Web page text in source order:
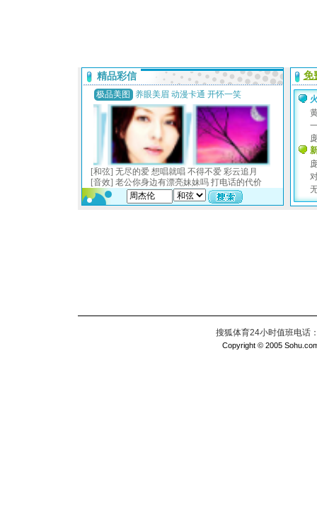
搜狐体育24小时值班电话
Copyright © 2005